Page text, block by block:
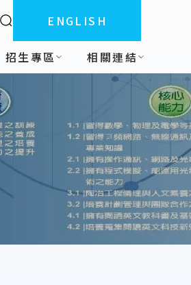
全站搜索ENGLISH
招生專區 相關連結